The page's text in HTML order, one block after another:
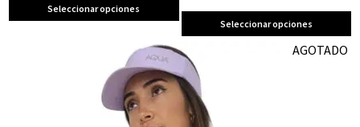
Seleccionar opciones
Seleccionar opciones
AGOTADO